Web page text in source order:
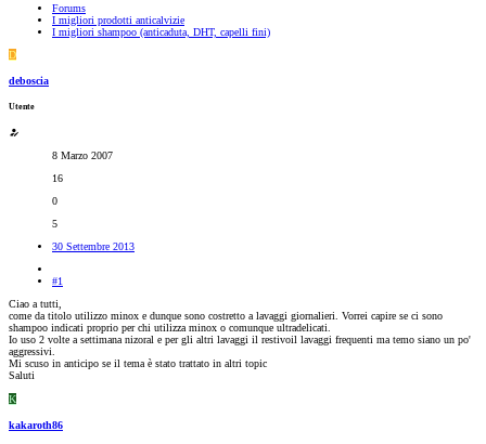
Forums
I migliori prodotti anticalvizie
I migliori shampoo (anticaduta, DHT, capelli fini)
D
deboscia
Utente
8 Marzo 2007
16
0
5
30 Settembre 2013
#1
Ciao a tutti,
come da titolo utilizzo minox e dunque sono costretto a lavaggi giornalieri. Vorrei capire se ci sono
shampoo indicati proprio per chi utilizza minox o comunque ultradelicati.
Io uso 2 volte a settimana nizoral e per gli altri lavaggi il restivoil lavaggi frequenti ma temo siano un po'
aggressivi.
Mi scuso in anticipo se il tema è stato trattato in altri topic
Saluti
K
kakaroth86